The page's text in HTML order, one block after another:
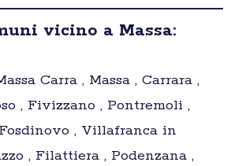
vicino a Massa:
Carra , Massa , Carrara ,
, Fivizzano , Pontremoli ,
, Villafranca in
, Filattiera , Podenzana ,